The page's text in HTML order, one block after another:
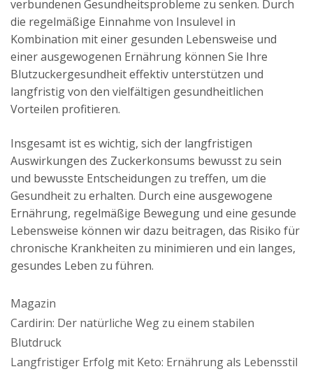
verbundenen Gesundheitsprobleme zu senken. Durch
die regelmäßige Einnahme von Insulevel in
Kombination mit einer gesunden Lebensweise und
einer ausgewogenen Ernährung können Sie Ihre
Blutzuckergesundheit effektiv unterstützen und
langfristig von den vielfältigen gesundheitlichen
Vorteilen profitieren.
Insgesamt ist es wichtig, sich der langfristigen
Auswirkungen des Zuckerkonsums bewusst zu sein
und bewusste Entscheidungen zu treffen, um die
Gesundheit zu erhalten. Durch eine ausgewogene
Ernährung, regelmäßige Bewegung und eine gesunde
Lebensweise können wir dazu beitragen, das Risiko für
chronische Krankheiten zu minimieren und ein langes,
gesundes Leben zu führen.
Kategorien
Magazin
Cardirin: Der natürliche Weg zu einem stabilen
Blutdruck
Langfristiger Erfolg mit Keto: Ernährung als Lebensstil